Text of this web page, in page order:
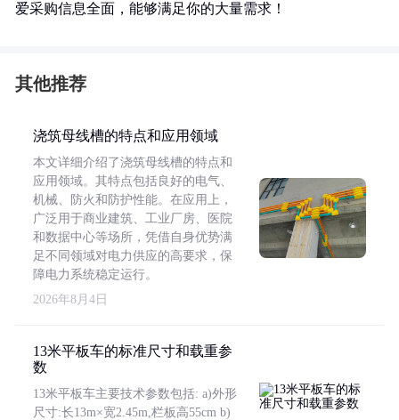
爱采购信息全面，能够满足你的大量需求！
其他推荐
浇筑母线槽的特点和应用领域
本文详细介绍了浇筑母线槽的特点和
应用领域。其特点包括良好的电气、
机械、防火和防护性能。在应用上，
广泛用于商业建筑、工业厂房、医院
和数据中心等场所，凭借自身优势满
足不同领域对电力供应的高要求，保
障电力系统稳定运行。
2026年8月4日
13米平板车的标准尺寸和载重参
数
13米平板车主要技术参数包括: a)外形
尺寸:长13m×宽2.45m,栏板高55cm b)